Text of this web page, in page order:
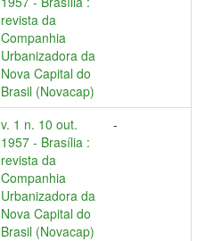
revista da
Companhia
Urbanizadora da
Nova Capital do
Brasil (Novacap)
v. 1 n. 10 out.
1957 - Brasília :
revista da
Companhia
Urbanizadora da
Nova Capital do
Brasil (Novacap)
-